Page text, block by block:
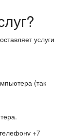
услуги
(так
+7